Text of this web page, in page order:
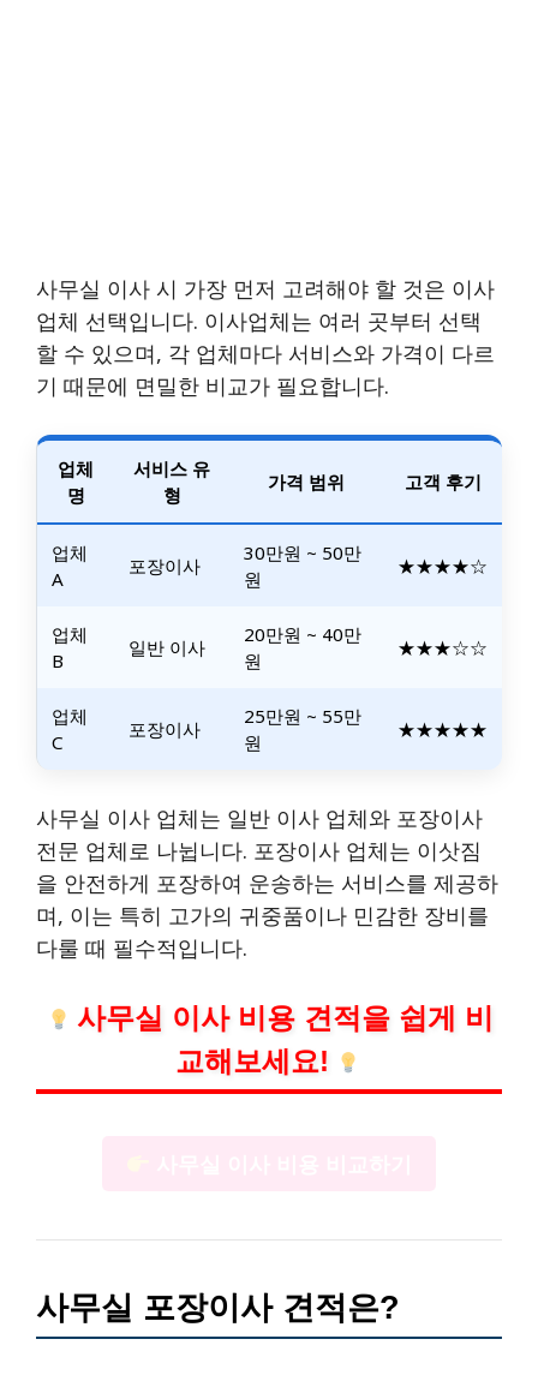
사무실 이사 시 가장 먼저 고려해야 할 것은 이사
업체 선택입니다. 이사업체는 여러 곳부터 선택
할 수 있으며, 각 업체마다 서비스와 가격이 다르
기 때문에 면밀한 비교가 필요합니다.
업체
명
서비스 유
형
가격 범위 고객 후기
업체
A
포장이사
30만원 ~ 50만
원
★★★★☆
업체
B
일반 이사
20만원 ~ 40만
원
★★★☆☆
업체
C
포장이사
25만원 ~ 55만
원
★★★★★
사무실 이사 업체는 일반 이사 업체와 포장이사
전문 업체로 나뉩니다. 포장이사 업체는 이삿짐
을 안전하게 포장하여 운송하는 서비스를 제공하
며, 이는 특히 고가의 귀중품이나 민감한 장비를
다룰 때 필수적입니다.
사무실 이사 비용 견적을 쉽게 비
교해보세요!
사무실 포장이사 견적은?